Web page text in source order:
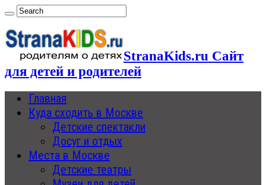
StranaKids.ru Сайт
для детей и родителей
Главная
Куда сходить в Москве
Детские спектакли
Досуг и отдых
Места в Москве
Детские театры